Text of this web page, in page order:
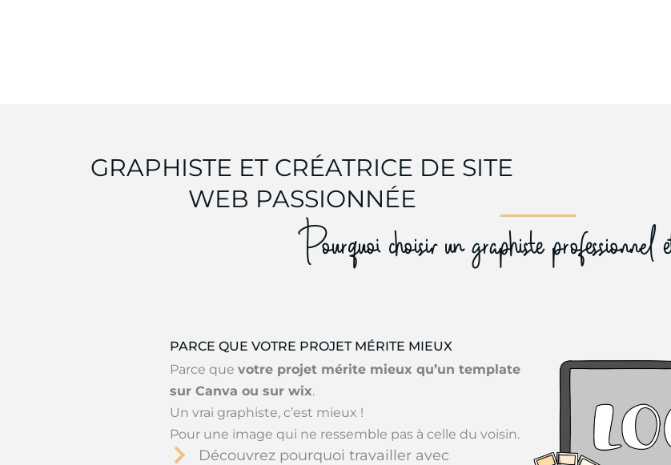
GRAPHISTE ET CRÉATRICE DE SITE
WEB PASSIONNÉE
Pourquoi choisir un graphiste professionnel
PARCE QUE VOTRE PROJET MÉRITE MIEUX
Parce que votre projet mérite mieux qu’un template
sur Canva ou sur wix.
Un vrai graphiste, c’est mieux !
Pour une image qui ne ressemble pas à celle du voisin.
Découvrez pourquoi travailler avec